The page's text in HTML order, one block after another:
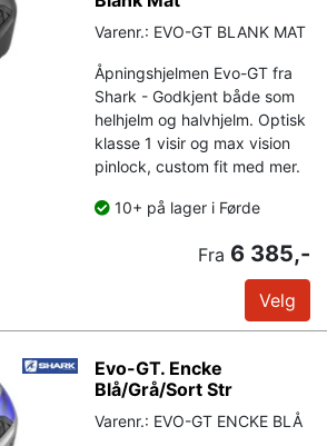
Varenr.: EVO-GT BLANK MAT
Åpningshjelmen Evo-GT fra
Shark - Godkjent både som
helhjelm og halvhjelm. Optisk
klasse 1 visir og max vision
pinlock, custom fit med mer.
10+ på lager i Førde
Fra 6 385,-
Velg
Evo-GT. Encke
Blå/Grå/Sort Str
Varenr.: EVO-GT ENCKE BLÅ